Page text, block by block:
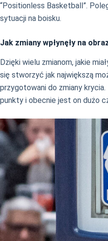
“Positionless Basketball”.
sytuacji na boisku.
Jak zmiany wpłynęły na
Dzięki wielu zmianom, jakie
się stworzyć jak największą
przygotowani do zmiany
punkty i obecnie jest on dużo